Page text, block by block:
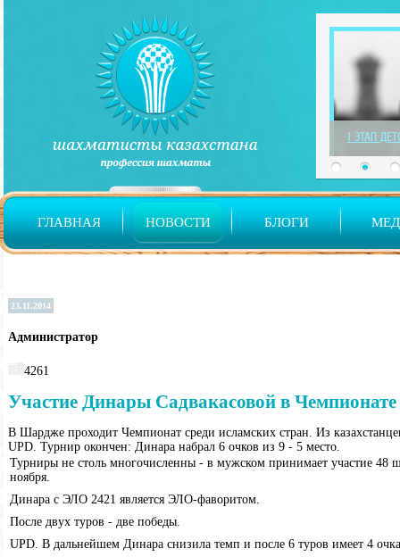
ГЛАВНАЯ НОВОСТИ БЛОГИ
1 ЭТАП
23.11.2014
Администратор
4261
Участие Динары Садвакасовой в
В Шардже проходит Чемпионат среди исламских стран. Из
UPD. Турнир окончен: Динара набрал 6 очков из 9 - 5 место.
Турниры не столь многочисленны - в мужском принимает участие 48
ноября.
Динара с ЭЛО 2421 является ЭЛО-фаворитом.
После двух туров - две победы.
UPD. В дальнейшем Динара снизила темп и после 6 туров имеет 4